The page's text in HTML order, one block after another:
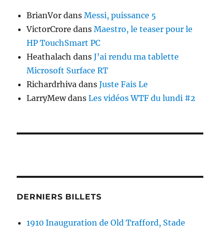
BrianVor dansMessi, puissance 5
VictorCrore dansMaestro, le teaser pour le
HP TouchSmart PC
Heathalach dansJ’ai rendu ma tablette
Microsoft Surface RT
Richardrhiva dansJuste Fais Le
LarryMewdansLes vidéos WTF du lundi #2
DERNIERS BILLETS
1910 Inauguration de Old Trafford, Stade